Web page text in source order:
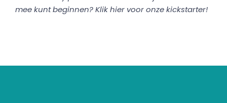
mee kunt beginnen? Klik hier vooronze kickstarter!